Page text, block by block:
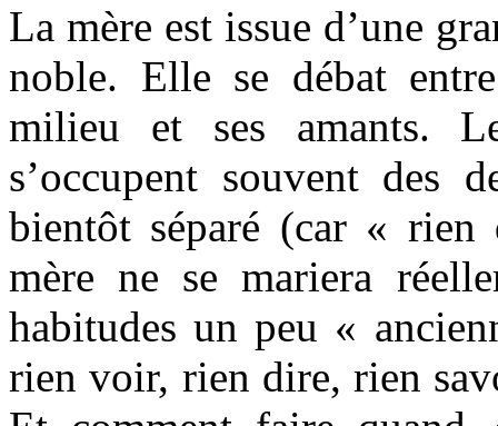
La mère est issue d’une
noble. Elle se débat
milieu et ses amants.
s’occupent souvent des
bientôt séparé (car «
mère ne se mariera
habitudes un peu «
rien voir, rien dire, rien